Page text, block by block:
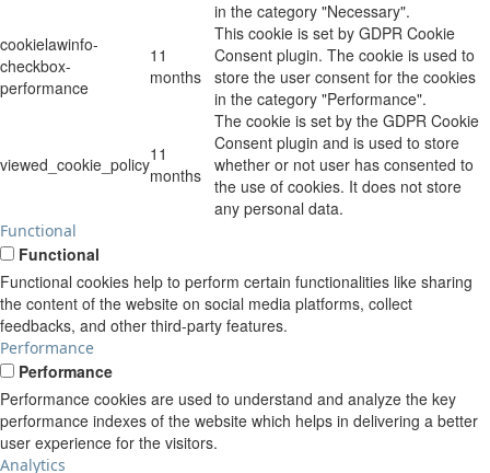
in the category "Necessary".
cookielawinfo-
checkbox-
performance
11
months
This cookie is set by GDPR Cookie
Consent plugin. The cookie is used to
store the user consent for the cookies
in the category "Performance".
viewed_cookie_policy11
months
The cookie is set by the GDPR Cookie
Consent plugin and is used to store
whether or not user has consented to
the use of cookies. It does not store
any personal data.
Functional
Functional
Functional cookies help to perform certain functionalities like sharing
the content of the website on social media platforms, collect
feedbacks, and other third-party features.
Performance
Performance
Performance cookies are used to understand and analyze the key
performance indexes of the website which helps in delivering a better
user experience for the visitors.
Analytics